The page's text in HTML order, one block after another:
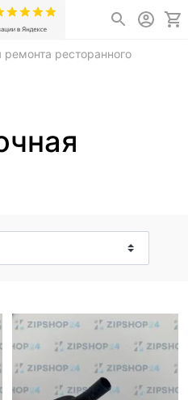
ресторанного